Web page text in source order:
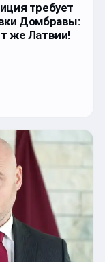
требует
Домбравы:
же Латвии!